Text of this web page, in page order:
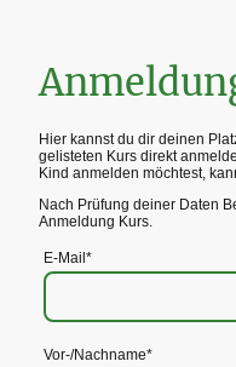
Hier kannst du dir deinen
gelisteten Kurs direkt
Kind anmelden möchtest,
Nach Prüfung deiner Daten
Anmeldung Kurs.
E-Mail *
Vor-/Nachname*